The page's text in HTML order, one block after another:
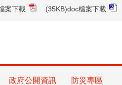
案下載 (35KB)doc檔案下載
政府公開資訊 防災專區